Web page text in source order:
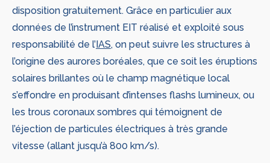
disposition gratuitement. Grâce en particulier aux
données de l’instrument EIT réalisé et exploité sous
responsabilité de l’IAS, on peut suivre les structures à
l’origine des aurores boréales, que ce soit les éruptions
solaires brillantes où le champ magnétique local
s’effondre en produisant d’intenses flashs lumineux, ou
les trous coronaux sombres qui témoignent de
l’éjection de particules électriques à très grande
vitesse (allant jusqu’à 800 km/s).